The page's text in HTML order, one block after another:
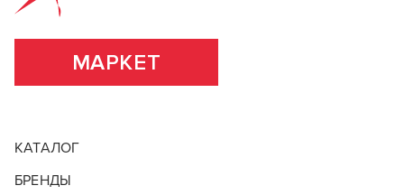
МАРКЕТ
КАТАЛОГ
БРЕНДЫ